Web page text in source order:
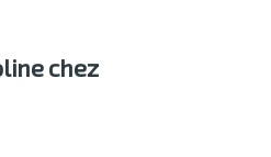
chez